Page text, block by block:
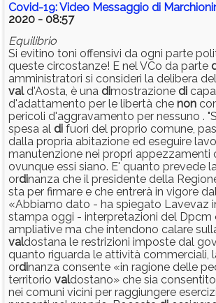
Covid-19: Video Messaggio di
2020 - 08:57
Equilibrio
Si evitino toni offensivi da ogni parte
queste circostanze! E nel VCo da parte
amministratori si consideri la delibera
vald'Aosta, è una dimostrazione di
d'adattamento per le libertà che non
pericoli d'aggravamento per nessuno .
spesa al di fuori del proprio comune,
dalla propria abitazione ed eseguire
manutenzione nei propri appezzamenti
ovunque essi siano. E' quanto prevede
ordinanza che il presidente della
sta per firmare e che entrerà in vigore
«Abbiamo dato - ha spiegato Lavevaz
stampa oggi - interpretazioni del Dpcm
ampliative ma che intendono calare
valdostana le restrizioni imposte dal
quanto riguarda le attività commerciali,
ordinanza consente «in ragione delle
territorio valdostano» che sia
nei comuni vicini per raggiungere